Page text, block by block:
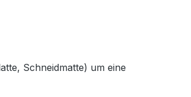
Schneidmatte) um eine